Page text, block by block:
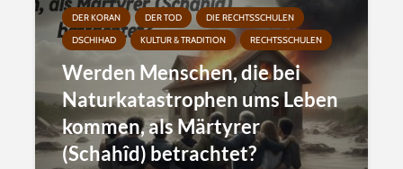
DER KORAN DER TOD
DIE RECHTSSCHULEN
DSCHIHAD
KULTUR & TRADITION RECHTSSCHULEN
Werden Menschen, die bei
Naturkatastrophen ums Leben
kommen, als Märtyrer
(Schahîd) betrachtet?